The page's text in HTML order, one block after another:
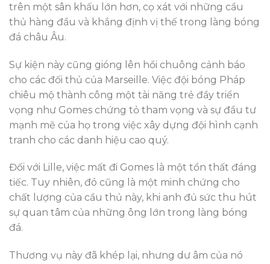
trên một sân khấu lớn hơn, cọ xát với những cầu
thủ hàng đầu và khẳng định vị thế trong làng bóng
đá châu Âu.
Sự kiện này cũng gióng lên hồi chuông cảnh báo
cho các đối thủ của Marseille. Việc đội bóng Pháp
chiêu mộ thành công một tài năng trẻ đầy triển
vọng như Gomes chứng tỏ tham vọng và sự đầu tư
mạnh mẽ của họ trong việc xây dựng đội hình cạnh
tranh cho các danh hiệu cao quý.
Đối với Lille, việc mất đi Gomes là một tổn thất đáng
tiếc. Tuy nhiên, đó cũng là một minh chứng cho
chất lượng của cầu thủ này, khi anh đủ sức thu hút
sự quan tâm của những ông lớn trong làng bóng
đá.
Thương vụ này đã khép lại, nhưng dư âm của nó